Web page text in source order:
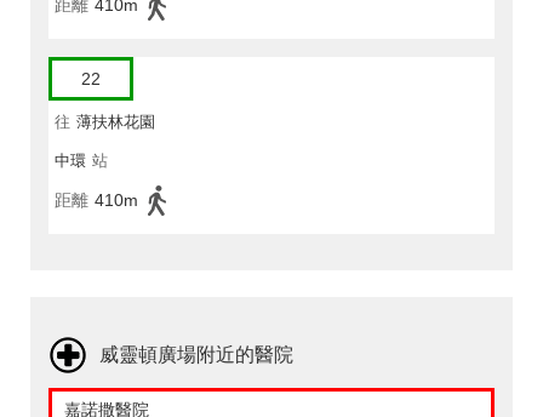
距離 410m
22
往 薄扶林花園
中環 站
距離 410m
威靈頓廣場附近的醫院
嘉諾撒醫院